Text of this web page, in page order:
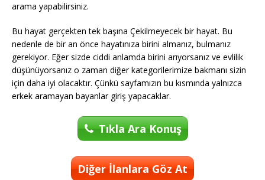
arama yapabilirsiniz.
Bu hayat gerçekten tek başına Çekilmeyecek bir hayat. Bu
nedenle de bir an önce hayatınıza birini almanız, bulmanız
gerekiyor. Eğer sizde ciddi anlamda birini arıyorsanız ve evlilik
düşünüyorsanız o zaman diğer kategorilerimize bakmanı sizin
için daha iyi olacaktır. Çünkü sayfamızın bu kısmında yalnızca
erkek aramayan bayanlar giriş yapacaklar.
Tıkla Ara Konuş
Diğer İlanlara Göz At